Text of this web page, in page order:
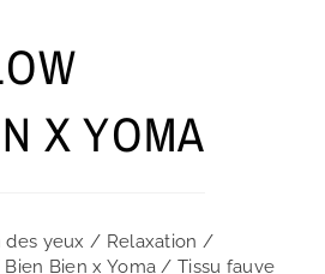
X YOMA
des yeux / Relaxation /
Bien x Yoma / Tissu fauve